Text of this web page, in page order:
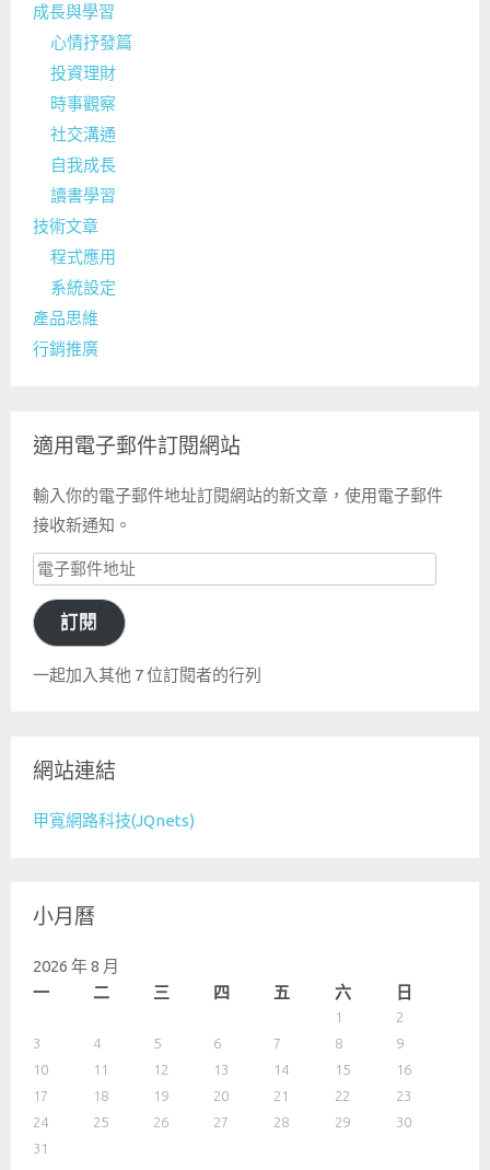
成長與學習
心情抒發篇
投資理財
時事觀察
社交溝通
自我成長
讀書學習
技術文章
程式應用
系統設定
產品思維
行銷推廣
適用電子郵件訂閱網站
輸入你的電子郵件地址訂閱網站的新文章，使用電子郵件
接收新通知。
電
郵
訂閱
一起加入其他 7 位訂閱者的行列
網站連結
甲寬網路科技(JQnets)
小月曆
2026 年 8 月
一
二 三 四 五 六 日
1
2
3
4 5 6 7 8
9
10
11 12 13 14 15
16
17
18 19 20 21 22
23
24
25 26 27 28 29
30
31